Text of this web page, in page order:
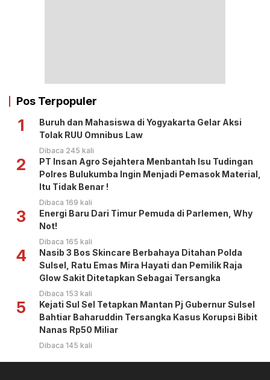
Pos Terpopuler
1
Buruh dan Mahasiswa di Yogyakarta Gelar Aksi
Tolak RUU Omnibus Law
Dibaca 245 kali
2
PT Insan Agro Sejahtera Menbantah Isu Tudingan
Polres Bulukumba Ingin Menjadi Pemasok Material,
Itu Tidak Benar !
Dibaca 169 kali
3
Energi Baru Dari Timur Pemuda di Parlemen, Why
Not!
Dibaca 165 kali
4
Nasib 3 Bos Skincare Berbahaya Ditahan Polda
Sulsel, Ratu Emas Mira Hayati dan Pemilik Raja
Glow Sakit Ditetapkan Sebagai Tersangka
Dibaca 153 kali
5
Kejati Sul Sel Tetapkan Mantan Pj Gubernur Sulsel
Bahtiar Baharuddin Tersangka Kasus Korupsi Bibit
Nanas Rp50 Miliar
Dibaca 145 kali